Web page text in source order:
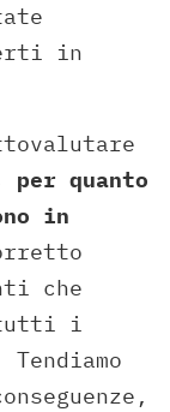
in
quanto
in
che
tutti i